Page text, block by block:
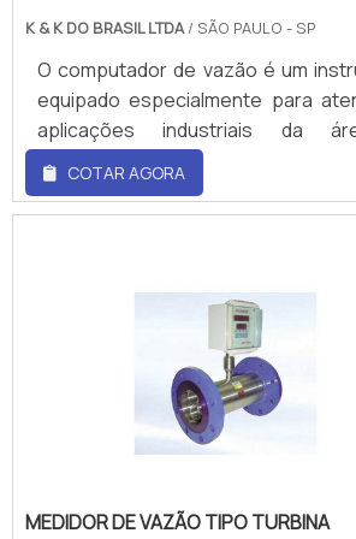
K & K DO BRASIL LTDA/ SÃO PAULO - SP
O computador de vazão é um
equipado especialmente para
aplicações industriais da
instrumentação e
processos.Entre a sua vasta
atributos, o computador de
vazão utiliza componentes e
melhores procedências,
testes rigorosos onde são
procedimentos encontrados
conceituadas normas
alta imunidade a ruídos.
COTAR AGORA
MEDIDOR DE VAZÃO TIPO TURBINA